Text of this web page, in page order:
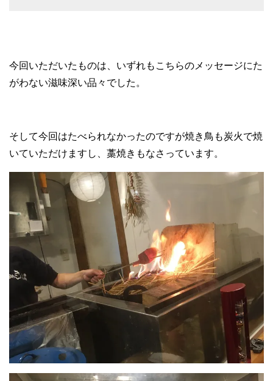
今回いただいたものは、いずれもこちらのメッセージにた
がわない滋味深い品々でした。
そして今回はたべられなかったのですが焼き鳥も炭火で焼
いていただけますし、藁焼きもなさっています。